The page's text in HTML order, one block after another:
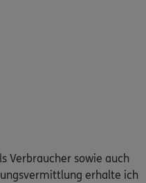
Verbraucher sowie auch
erhalte ich